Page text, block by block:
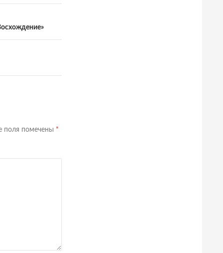
поля помечены *